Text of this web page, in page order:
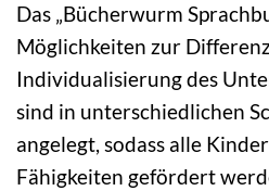
Das „Bücherwurm
Möglichkeiten zur
Individualisierung des
sind in unterschiedlichen
angelegt, sodass alle
Fähigkeiten gefördert